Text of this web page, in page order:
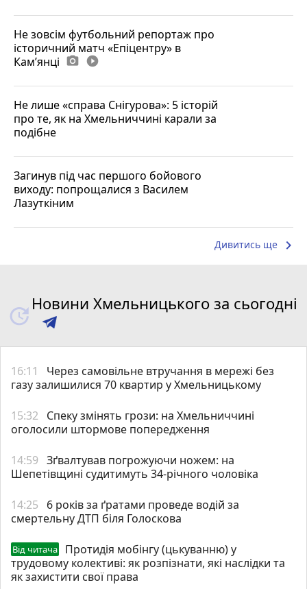
Не зовсім футбольний репортаж про
історичний матч «Епіцентру» в
Камʼянці photo_camera play_circle_filled
Не лише «справа Снігурова»: 5 історій
про те, як на Хмельниччині карали за
подібне
Загинув під час першого бойового
виходу: попрощалися з Василем
Лазуткіним
Дивитись ще keyboard_arrow_right
Новини Хмельницького за сьогодні
16:11
Через самовільне втручання в мережі без
газу залишилися 70 квартир у Хмельницькому
15:32
Спеку змінять грози: на Хмельниччині
оголосили штормове попередження
14:59 Зґвалтував погрожуючи ножем: на
Шепетівщині судитимуть 34-річного чоловіка
14:25
6 років за ґратами проведе водій за
смертельну ДТП біля Голоскова
Від читача
Протидія мобінгу (цькуванню) у
трудовому колективі: як розпізнати, які наслідки та
як захистити свої права